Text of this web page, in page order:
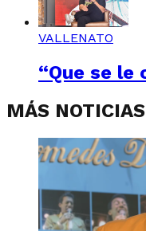
VALLENATO
“Que se le
MÁS NOTICIAS